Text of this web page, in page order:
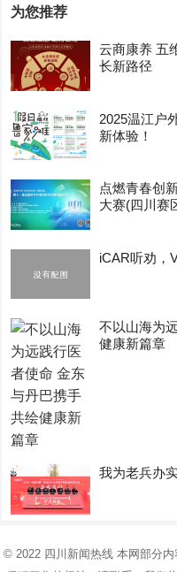
为您推荐
云商康养 五
长新路径
2025温江户
新体验！
点燃青春创
大赛(四川赛
iCAR听劝，
不以山海为
健康新篇章
我为老兵办
© 2022 四川新闻热线本网部分内